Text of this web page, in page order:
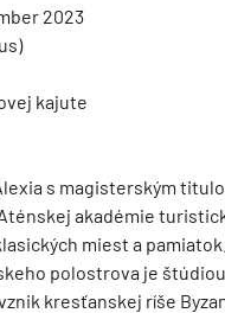
2023
kajute
s magisterským
akadémie
miest a
polostrova je
kresťanskej ríše